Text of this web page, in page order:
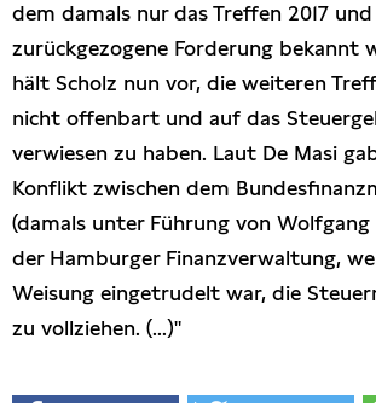
dem damals nur das Treffen 2017
zurückgezogene Forderung bekannt
hält Scholz nun vor, die weiteren
nicht offenbart und auf das
verwiesen zu haben. Laut De Masi
Konflikt zwischen dem
(damals unter Führung von Wolfgang
der Hamburger Finanzverwaltung,
Weisung eingetrudelt war, die
zu vollziehen. (...)"